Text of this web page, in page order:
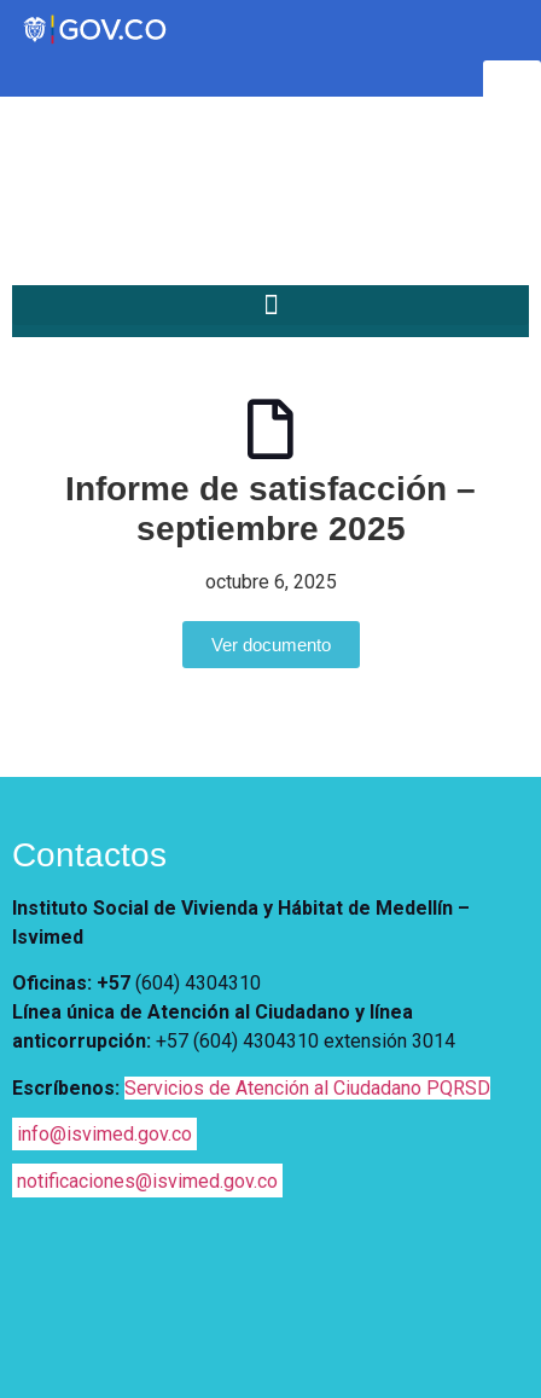
Hábitat de Medellín
Servicios
Mejoramiento de
Vivienda
Vivienda Nueva
Notificaciones
Directorio de servidores
A+ A A-
Contraste
Centro de relevo
Más Información sobre Accesibilidad
Informe de satisfacción –
septiembre 2025
octubre 6, 2025
Ver documento
Contactos
Instituto Social de Vivienda y Hábitat de Medellín –
Isvimed
Oficinas: +57 (604) 4304310
Línea única de Atención al Ciudadano y línea
anticorrupción: +57 (604) 4304310 extensión 3014
Escríbenos: Servicios de Atención al Ciudadano PQRSD
info@isvimed.gov.co
notificaciones@isvimed.gov.co